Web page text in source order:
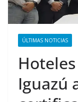
ÚLTIMAS NOTICIAS
Iguazú